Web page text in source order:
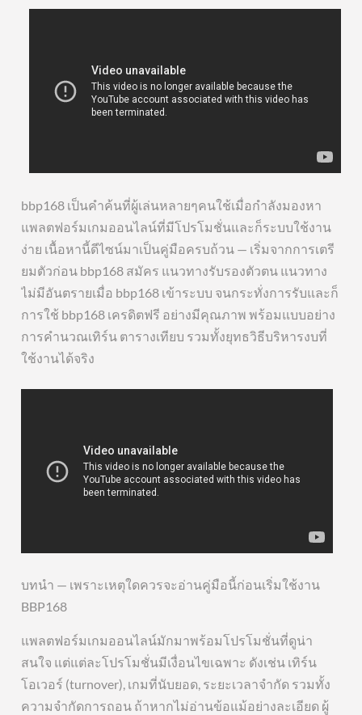
bbp168 เป็นคำค้นที่ผู้เล่นหลายๆคนใช้เมื่อกำลังมองหา
แพลตฟอร์มเกมออนไลน์ที่มีโปรโมชั่นและก็ระบบใช้งาน
ง่าย เนื้อหานี้ดีไซน์มาเป็นคู่มือครบถ้วน — เริ่มจากการเตรี
ยมตัวก่อน bbp168 สมัคร แนวทางรับรองตัวตน แนวทาง
ไม่มีอันตรายเมื่อ bbp168 เข้าระบบ จนกระทั่งการรับและก็
การใช้ bbp168 เครดิตฟรี อย่างมีคุณภาพ พร้อมแบบอย่าง
การคำนวณเทิร์น ตารางเทียบ รวมทั้งยุทธวิธีบริหารงบที่
ใช้งานได้จริง
บทนำ — เพราะเหตุใดควรจะอ่านคู่มือนี้ก่อนเริ่มใช้งาน
BBP168
แพลตฟอร์มเกมออนไลน์มักมาพร้อมโปรโมชั่นที่ดูน่า
สนใจ แต่แต่ละโปรโมชั่นมีเงื่อนไขเฉพาะ ดังเช่น เทิร์น
โอเวอร์ (turnover), เกมที่นับยอด, ระยะเวลาจำกัด รวมทั้ง
ความจำกัดการถอน ถ้าหากไม่อ่านข้อแม้อย่างละเอียด ผู้